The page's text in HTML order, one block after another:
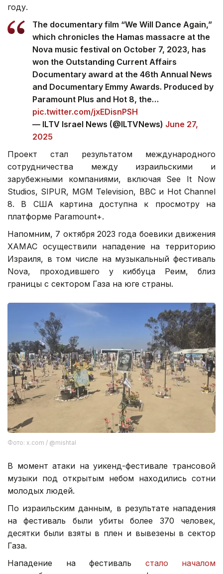
году.
The documentary film “We Will Dance Again,”
which chronicles the Hamas massacre at the
Nova music festival on October 7, 2023, has
won the Outstanding Current Affairs
Documentary award at the 46th Annual News
and Documentary Emmy Awards. Produced by
Paramount Plus and Hot 8, the…
pic.twitter.com/jxEDisnPSH
— ILTV Israel News (@ILTVNews) June 27,
2025
Проект стал результатом международного
сотрудничества между израильскими и
зарубежными компаниями, включая See It Now
Studios, SIPUR, MGM Television, BBC и Hot Channel
8. В США картина доступна к просмотру на
платформе Paramount+.
Напомним, 7 октября 2023 года боевики движения
ХАМАС осуществили нападение на территорию
Израиля, в том числе на музыкальный фестиваль
Nova, проходившего у киббуца Реим, близ
границы с сектором Газа на юге страны.
Фото: x.com / @mishtal
В момент атаки на уикенд-фестивале трансовой
музыки под открытым небом находились сотни
молодых людей.
По израильским данным, в результате нападения
на фестиваль были убиты более 370 человек,
десятки были взяты в плен и вывезены в сектор
Газа.
Нападение на фестиваль стало началом